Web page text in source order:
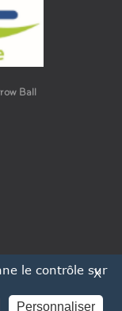
Ball
X
le contrôle sur
Personnaliser